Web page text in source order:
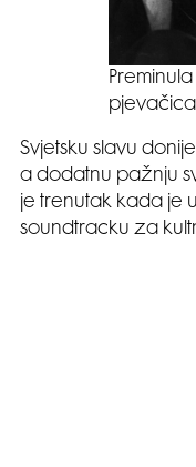
Svjetsku slavu
a dodatnu pažnju
je trenutak kada je
soundtracku za